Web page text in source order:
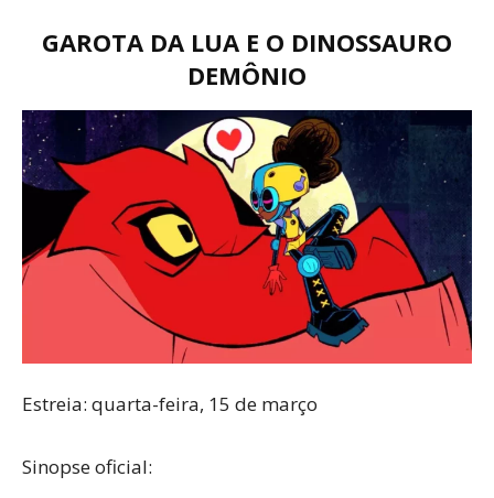
GAROTA DA LUA E O DINOSSAURO
DEMÔNIO
Estreia: quarta-feira, 15 de março
Sinopse oficial: